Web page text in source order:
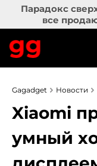
Парадокс
все
Gagadget Новости
Xiaomi
умный